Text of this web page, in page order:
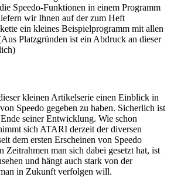
Speedo-Funktionen in einem Programm
wir Ihnen auf der zum Heft
ein kleines Beispielprogramm mit allen
Platzgründen ist ein Abdruck an dieser
kleinen Artikelserie einen Einblick in
Speedo gegeben zu haben. Sicherlich ist
seiner Entwicklung. Wie schon
sich ATARI derzeit der diversen
dem ersten Erscheinen von Speedo
Zeitrahmen man sich dabei gesetzt hat, ist
und hängt auch stark von der
in Zukunft verfolgen will.